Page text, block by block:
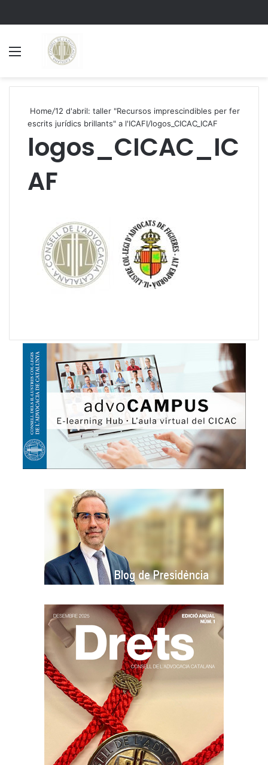
Home/12 d'abril: taller "Recursos imprescindibles per fer
escrits jurídics brillants" a l'ICAFI/logos_CICAC_ICAF
logos_CICAC_IC
AF